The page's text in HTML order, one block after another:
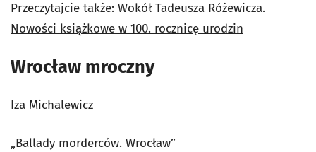
Przeczytajcie także: Wokół Tadeusza Różewicza.
Nowości książkowe w 100. rocznicę urodzin
Wrocław mroczny
Iza Michalewicz
„Ballady morderców. Wrocław”